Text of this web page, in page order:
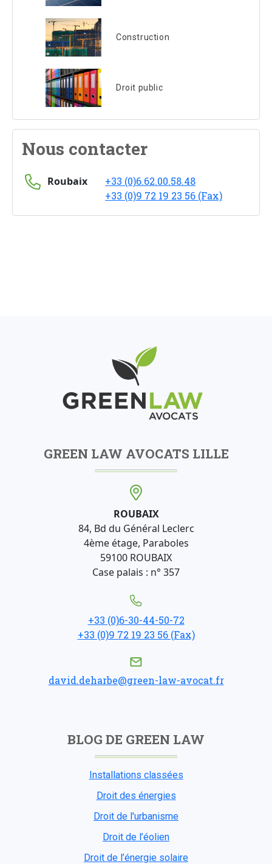
Construction
Droit public
Nous contacter
Roubaix
+33 (0)6.62.00.58.48
+33 (0)9 72 19 23 56 (Fax)
GREEN LAW AVOCATS LILLE
ROUBAIX
84, Bd du Général Leclerc
4ème étage, Paraboles
59100 ROUBAIX
Case palais : n° 357
+33 (0)6-30-44-50-72
+33 (0)9 72 19 23 56 (Fax)
david.deharbe@green-law-avocat.fr
BLOG DE GREEN LAW
Installations classées
Droit des énergies
Droit de l'urbanisme
Droit de l’éolien
Droit de l’énergie solaire